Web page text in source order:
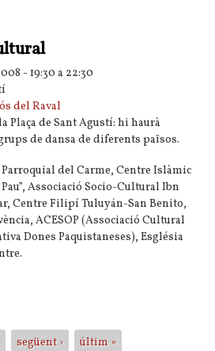
- 19:30 a 22:30
del Raval
Plaça de Sant Agustí: hi haurà
de dansa de diferents països.
del Carme, Centre Islàmic
Associació Socio-Cultural Ibn
Centre Filipí Tuluyán-San Benito,
ACESOP (Associació Cultural
Dones Paquistaneses), Església
següent › últim »